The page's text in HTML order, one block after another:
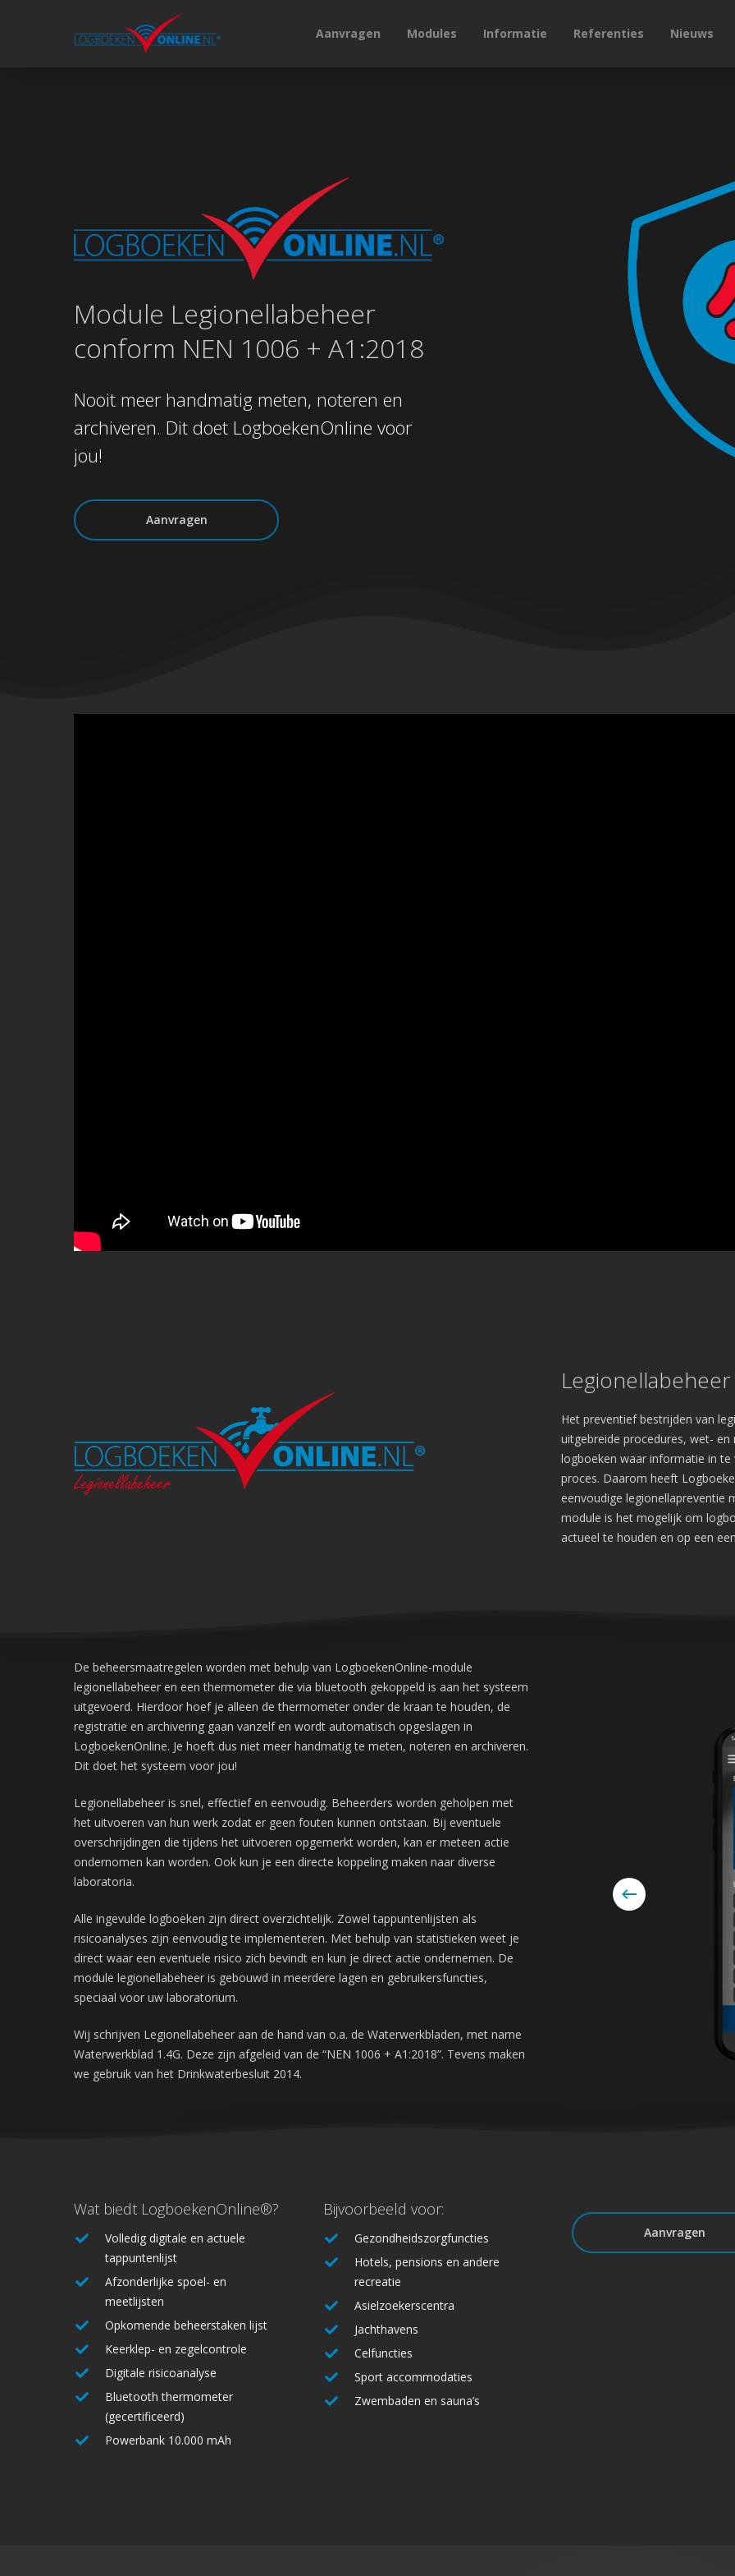
Hit enter to search or ESC to close
Aanvragen Modules Informatie Referenties Nieuws
Module Legionellabeheer
conform NEN 1006 + A1:2018
Nooit meer handmatig meten, noteren en
archiveren. Dit doet LogboekenOnline voor
jou!
Aanvragen
Legionellabeheer
Het preventief bestrijden van
uitgebreide procedures, wet-
logboeken waar informatie in te
proces. Daarom heeft
eenvoudige legionellapreventie
module is het mogelijk om
actueel te houden en op een
De beheersmaatregelen worden met behulp van LogboekenOnline-module
legionellabeheer en een thermometer die via bluetooth gekoppeld is aan het systeem
uitgevoerd. Hierdoor hoef je alleen de thermometer onder de kraan te houden, de
registratie en archivering gaan vanzelf en wordt automatisch opgeslagen in
LogboekenOnline. Je hoeft dus niet meer handmatig te meten, noteren en archiveren.
Dit doet het systeem voor jou!
Legionellabeheer is snel, effectief en eenvoudig. Beheerders worden geholpen met
het uitvoeren van hun werk zodat er geen fouten kunnen ontstaan. Bij eventuele
overschrijdingen die tijdens het uitvoeren opgemerkt worden, kan er meteen actie
ondernomen kan worden. Ook kun je een directe koppeling maken naar diverse
laboratoria.
Alle ingevulde logboeken zijn direct overzichtelijk. Zowel tappuntenlijsten als
risicoanalyses zijn eenvoudig te implementeren. Met behulp van statistieken weet je
direct waar een eventuele risico zich bevindt en kun je direct actie ondernemen. De
module legionellabeheer is gebouwd in meerdere lagen en gebruikersfuncties,
speciaal voor uw laboratorium.
Wij schrijven Legionellabeheer aan de hand van o.a. de Waterwerkbladen, met name
Waterwerkblad 1.4G. Deze zijn afgeleid van de “NEN 1006 + A1:2018”. Tevens maken
we gebruik van het Drinkwaterbesluit 2014.
Wat biedt LogboekenOnline®?
Volledig digitale en actuele
tappuntenlijst
Afzonderlijke spoel- en
meetlijsten
Opkomende beheerstaken lijst
Keerklep- en zegelcontrole
Digitale risicoanalyse
Bluetooth thermometer
(gecertificeerd)
Powerbank 10.000 mAh
Bijvoorbeeld voor:
Gezondheidszorgfuncties
Hotels, pensions en andere
recreatie
Asielzoekerscentra
Jachthavens
Celfuncties
Sport accommodaties
Zwembaden en sauna’s
Aanvragen